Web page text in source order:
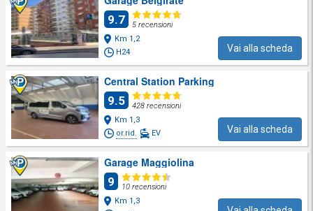
9.7
5 recensioni
Km 1,2
H24
Vai alla scheda
Central Station Parking
9.5
428 recensioni
Km 1,3
or.rid.
EV Vai alla scheda
Garage Maggiolina
9
10 recensioni
Km 1,3